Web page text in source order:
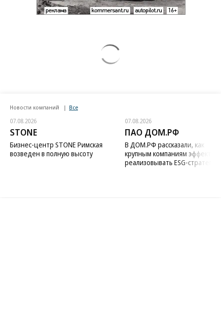
Новости компаний
07.08.2026
STONE
Бизнес-центр STONE Римская
07.08.2026
ПАО ДОМ.РФ
В ДОМ.РФ рассказали, как
крупным компаниям